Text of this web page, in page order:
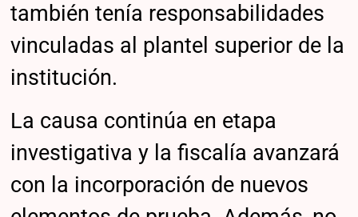
también tenía responsabilidades
vinculadas al plantel superior de la
institución.
La causa continúa en etapa
investigativa y la fiscalía avanzará
con la incorporación de nuevos